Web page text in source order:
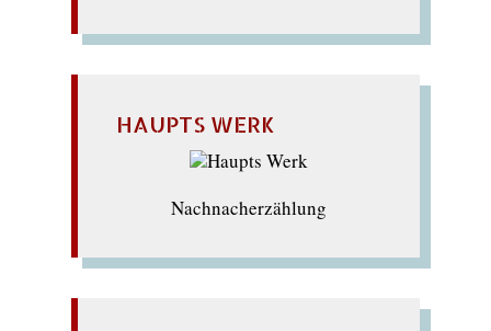
HAUPTS WERK
Nachnacherzählung